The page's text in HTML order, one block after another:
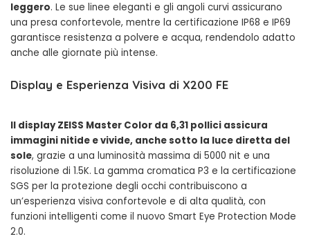
leggero. Le sue linee eleganti e gli angoli curvi assicurano
una presa confortevole, mentre la certificazione IP68 e IP69
garantisce resistenza a polvere e acqua, rendendolo adatto
anche alle giornate più intense.
Display e Esperienza Visiva di X200 FE
Il display ZEISS Master Color da 6,31 pollici assicura
immagini nitide e vivide, anche sotto la luce diretta del
sole, grazie a una luminosità massima di 5000 nit e una
risoluzione di 1.5K. La gamma cromatica P3 e la certificazione
SGS per la protezione degli occhi contribuiscono a
un’esperienza visiva confortevole e di alta qualità, con
funzioni intelligenti come il nuovo Smart Eye Protection Mode
2.0.